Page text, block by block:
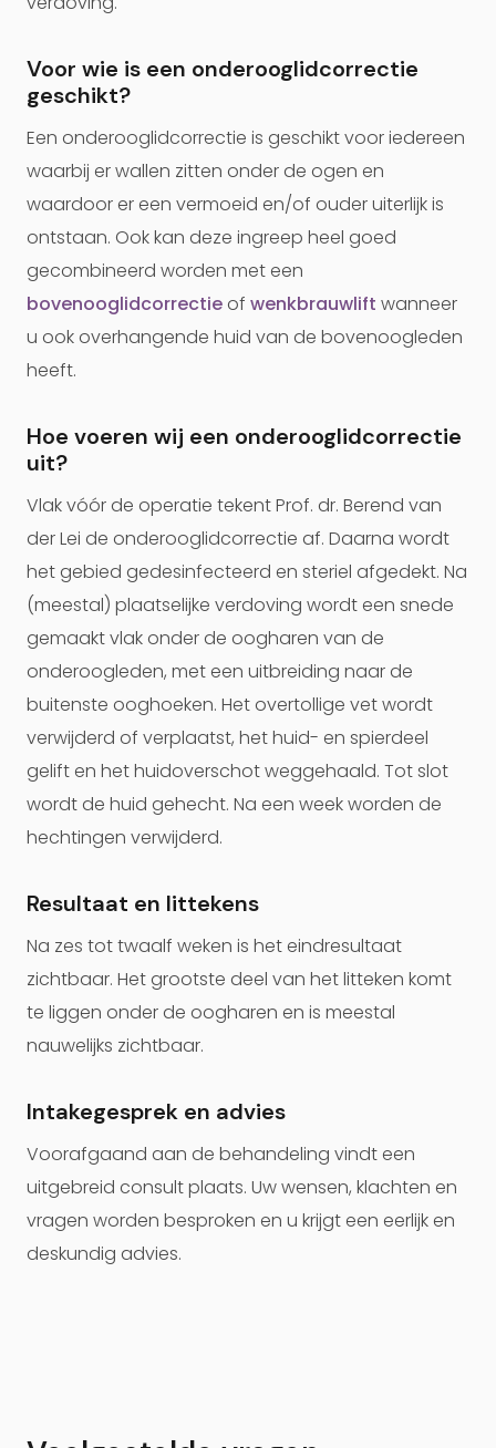
Voor wie is een onderooglidcorrectie
geschikt?
Een onderooglidcorrectie is geschikt voor iedereen
waarbij er wallen zitten onder de ogen en
waardoor er een vermoeid en/of ouder uiterlijk is
ontstaan. Ook kan deze ingreep heel goed
gecombineerd worden met een
bovenooglidcorrectieof wenkbrauwlift wanneer
u ook overhangende huid van de bovenoogleden
heeft.
Hoe voeren wij een onderooglidcorrectie
uit?
Vlak vóór de operatie tekent Prof. dr. Berend van
der Lei de onderooglidcorrectie af. Daarna wordt
het gebied gedesinfecteerd en steriel afgedekt. Na
(meestal) plaatselijke verdoving wordt een snede
gemaakt vlak onder de oogharen van de
onderoogleden, met een uitbreiding naar de
buitenste ooghoeken. Het overtollige vet wordt
verwijderd of verplaatst, het huid- en spierdeel
gelift en het huidoverschot weggehaald. Tot slot
wordt de huid gehecht. Na een week worden de
hechtingen verwijderd.
Resultaat en littekens
Na zes tot twaalf weken is het eindresultaat
zichtbaar. Het grootste deel van het litteken komt
te liggen onder de oogharen en is meestal
nauwelijks zichtbaar.
Intakegesprek en advies
Voorafgaand aan de behandeling vindt een
uitgebreid consult plaats. Uw wensen, klachten en
vragen worden besproken en u krijgt een eerlijk en
deskundig advies.